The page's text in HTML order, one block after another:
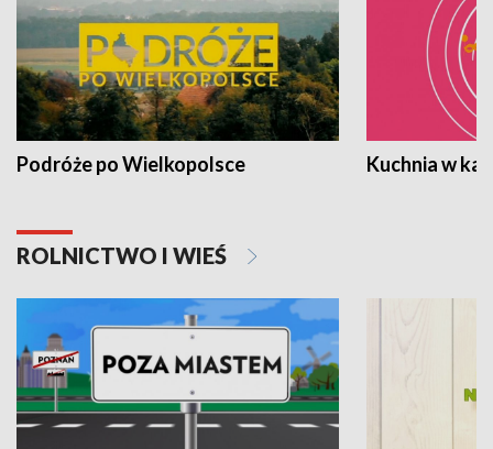
Podróże po Wielkopolsce Kuchnia w
ROLNICTWO I WIEŚ